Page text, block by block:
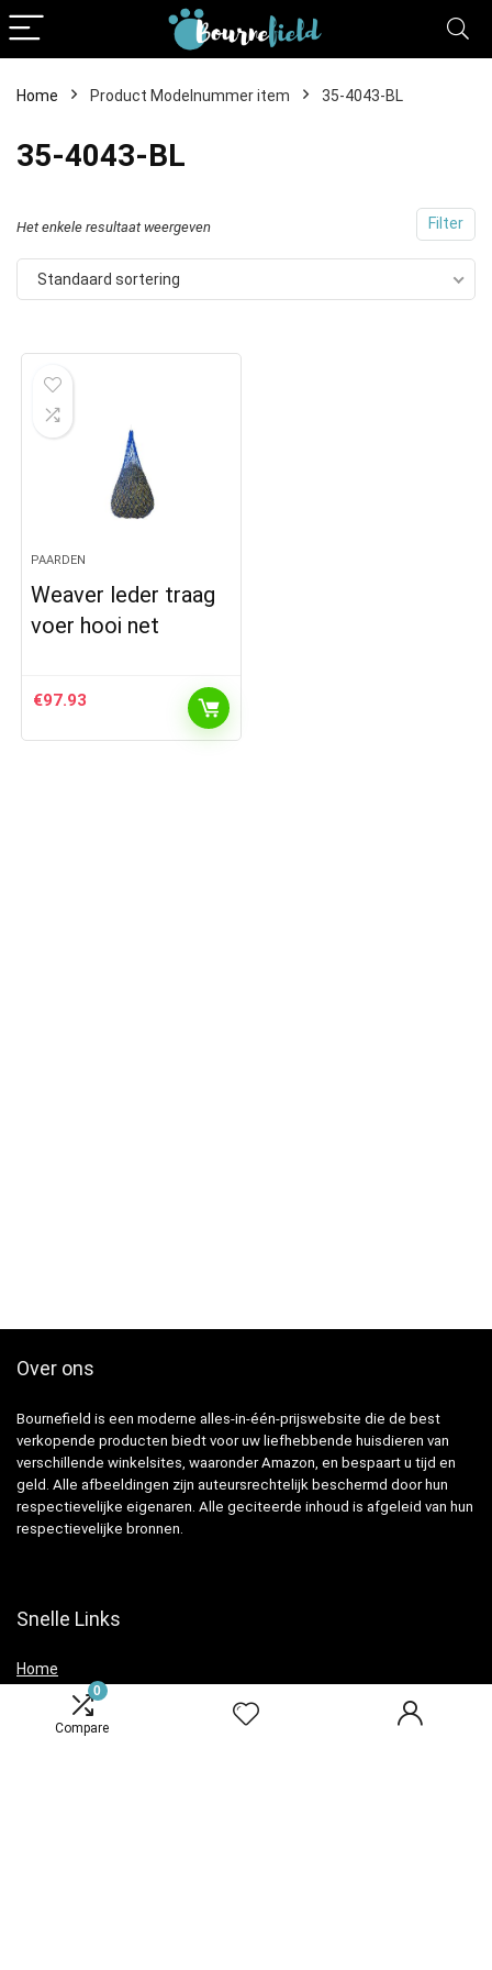
0
Compare
Home Product Modelnummer item 35-4043-BL
35-4043-BL
Filter
Het enkele resultaat weergeven
Standaard sortering
PAARDEN
Weaver leder traag
voer hooi net
€97.93
Over ons
Bournefield is een moderne alles-in-één-prijswebsite die de best
verkopende producten biedt voor uw liefhebbende huisdieren van
verschillende winkelsites, waaronder Amazon, en bespaart u tijd en
geld. Alle afbeeldingen zijn auteursrechtelijk beschermd door hun
respectievelijke eigenaren. Alle geciteerde inhoud is afgeleid van hun
respectievelijke bronnen.
Snelle Links
Home
Overzicht
Winkel